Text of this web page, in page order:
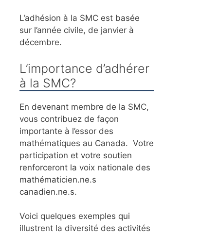
L’adhésion à la SMC est basée
sur l’année civile, de janvier à
décembre.
L’importance d’adhérer
à la SMC?
En devenant membre de la SMC,
vous contribuez de façon
importante à l’essor des
mathématiques au Canada. Votre
participation et votre soutien
renforceront la voix nationale des
mathématicien.ne.s
canadien.ne.s.
Voici quelques exemples qui
illustrent la diversité des activités